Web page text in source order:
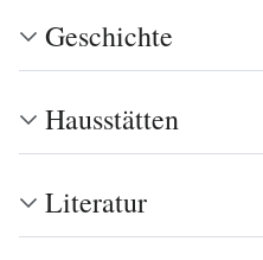
Geschichte
Hausstätten
Literatur